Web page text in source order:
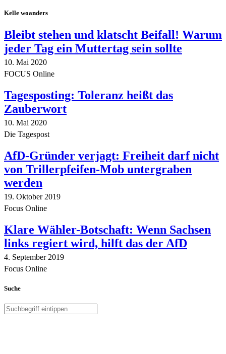
Kelle woanders
Bleibt stehen und klatscht Beifall! Warum
jeder Tag ein Muttertag sein sollte
10. Mai 2020
FOCUS Online
Tagesposting: Toleranz heißt das
Zauberwort
10. Mai 2020
Die Tagespost
AfD-Gründer verjagt: Freiheit darf nicht
von Trillerpfeifen-Mob untergraben
werden
19. Oktober 2019
Focus Online
Klare Wähler-Botschaft: Wenn Sachsen
links regiert wird, hilft das der AfD
4. September 2019
Focus Online
Suche